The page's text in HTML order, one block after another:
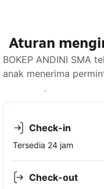
Aturan
BOKEP ANDINI SMA
anak menerima
Lihat ketersediaan
Check-in
Tersedia 24 jam
Check-out